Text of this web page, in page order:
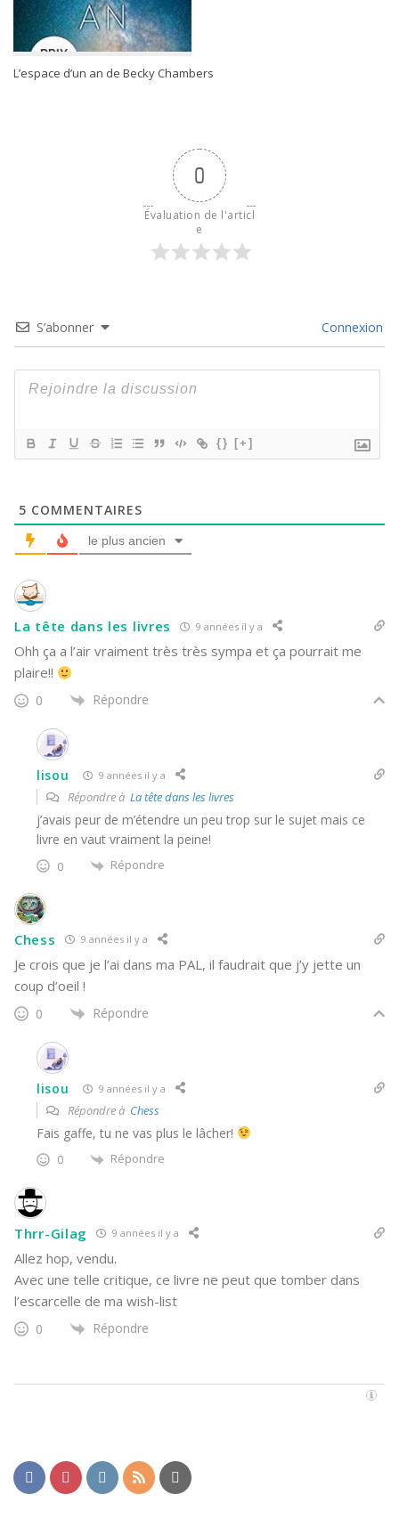
L’espace d’un an de Becky Chambers
0
Évaluation de l'articl
e
S’abonner Connexion
{} [+]
5 COMMENTAIRES
le plus ancien
La tête dans les livres 9 années il y a
Ohh ça a l’air vraiment très très sympa et ça pourrait me
plaire!!
0 Répondre
lisou 9 années il y a
Répondre à La tête dans les livres
j’avais peur de m’étendre un peu trop sur le sujet mais ce
livre en vaut vraiment la peine!
0 Répondre
Chess 9 années il y a
Je crois que je l’ai dans ma PAL, il faudrait que j’y jette un
coup d’oeil !
0 Répondre
lisou 9 années il y a
Répondre à Chess
Fais gaffe, tu ne vas plus le lâcher!
0 Répondre
Thrr-Gilag 9 années il y a
Allez hop, vendu.
Avec une telle critique, ce livre ne peut que tomber dans
l’escarcelle de ma wish-list
0 Répondre